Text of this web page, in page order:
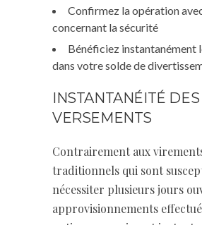
Confirmez la opération
concernant la sécurité
Bénéficiez instantanément
dans votre solde de
INSTANTANÉITÉ DES
VERSEMENTS
Contrairement aux
traditionnels qui sont
nécessiter plusieurs jours
approvisionnements